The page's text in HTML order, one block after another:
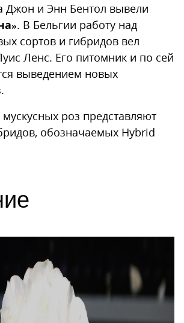
Джон и Энн Бентол вывели
. В Бельгии работу над
сортов и гибридов вел
Ленс. Его питомник и по сей
выведением новых
роз представляют
обозначаемых Hybrid